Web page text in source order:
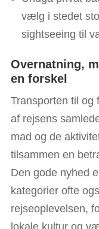
vælg i stedet
sightseeing til
Overnatning,
en forskel
Transporten til og
af rejsens
mad og de
tilsammen en
Den gode nyhed
kategorier ofte
rejseoplevelsen,